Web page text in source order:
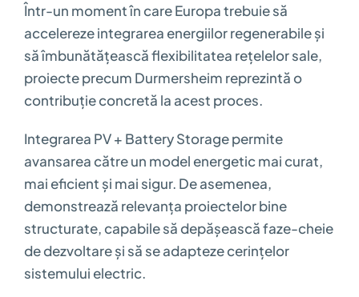
Într-un moment în care Europa trebuie să
accelereze integrarea energiilor regenerabile și
să îmbunătățească flexibilitatea rețelelor sale,
proiecte precum Durmersheim reprezintă o
contribuție concretă la acest proces.
Integrarea PV + Battery Storage permite
avansarea către un model energetic mai curat,
mai eficient și mai sigur. De asemenea,
demonstrează relevanța proiectelor bine
structurate, capabile să depășească faze-cheie
de dezvoltare și să se adapteze cerințelor
sistemului electric.